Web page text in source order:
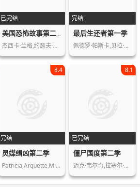
已完结
美国恐怖故事第二季
杰西卡·兰格,约瑟夫·费因斯,扎克瑞·…
完结
最后生还者第一季
佩德罗·帕斯卡,贝拉·拉姆齐,安娜·托…
完结
8.4
灵媒缉凶第二季
Patricia,Arquette,Miguel,Sandoval
已完结
8.1
僵尸国度第二季
迈克·韦尔奇,拉塞尔·霍奇金森,DJ·考…